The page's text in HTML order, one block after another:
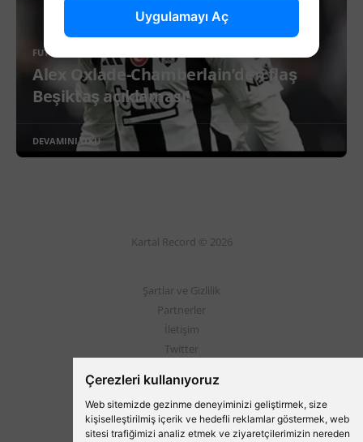
Çerezleri kullanıyoruz
Web sitemizde gezinme deneyiminizi geliştirmek, size
kişiselleştirilmiş içerik ve hedefli reklamlar göstermek, web
sitesi trafiğimizi analiz etmek ve ziyaretçilerimizin nereden
FUTBOL
Alex Oxlade-Chamberlain’den flaş
Beşiktaş açıklaması!
DEVAMINI OKU
Kartal Record © 2026
Şartlar ve Gizlilik
Partnerler
İletişim
Twitter
Beşiktaş'ın Medyası
Uygulamayı Aç